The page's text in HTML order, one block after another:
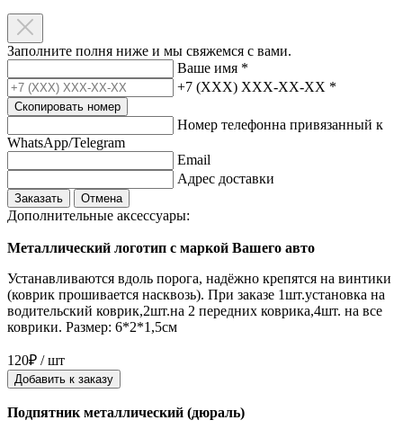
Заполните полня ниже и мы свяжемся с вами.
Ваше имя *
+7 (XXX) XXX-XX-XX *
Скопировать номер
Номер телефонна привязанный к
WhatsApp/Telegram
Email
Адрес доставки
Заказать Отмена
Дополнительные аксессуары:
Металлический логотип с маркой Вашего авто
Устанавливаются вдоль порога, надёжно крепятся на винтики
(коврик прошивается насквозь). При заказе 1шт.установка на
водительский коврик,2шт.на 2 передних коврика,4шт. на все
коврики. Размер: 6*2*1,5см
120₽ / шт
Добавить к заказу
Подпятник металлический (дюраль)